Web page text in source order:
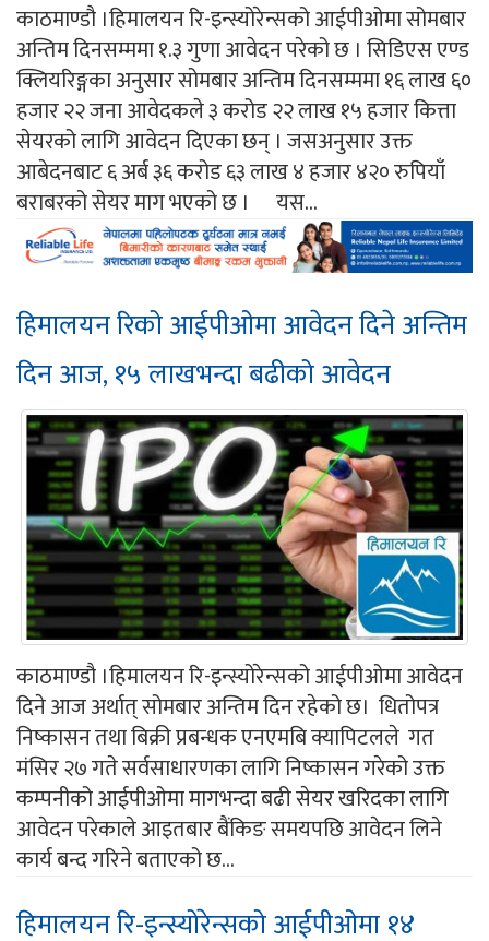
काठमाण्डौ ।हिमालयन रि-इन्स्योरेन्सको आईपीओमा सोमबार
अन्तिम दिनसम्ममा १.३ गुणा आवेदन परेको छ । सिडिएस एण्ड
क्लियरिङ्गका अनुसार सोमबार अन्तिम दिनसम्ममा १६ लाख ६०
हजार २२ जना आवेदकले ३ करोड २२ लाख १५ हजार कित्ता
सेयरको लागि आवेदन दिएका छन् । जसअनुसार उक्त
आबेदनबाट ६ अर्ब ३६ करोड ६३ लाख ४ हजार ४२० रुपियाँ
बराबरको सेयर माग भएको छ । यस...
हिमालयन रिको आईपीओमा आवेदन दिने अन्तिम
दिन आज, १५ लाखभन्दा बढीको आवेदन
काठमाण्डौ ।हिमालयन रि-इन्स्योरेन्सको आईपीओमा आवेदन
दिने आज अर्थात् सोमबार अन्तिम दिन रहेको छ। धितोपत्र
निष्कासन तथा बिक्री प्रबन्धक एनएमबि क्यापिटलले गत
मंसिर २७ गते सर्वसाधारणका लागि निष्कासन गरेको उक्त
कम्पनीको आईपीओमा मागभन्दा बढी सेयर खरिदका लागि
आवेदन परेकाले आइतबार बैंकिङ समयपछि आवेदन लिने
कार्य बन्द गरिने बताएको छ...
हिमालयन रि-इन्स्योरेन्सको आईपीओमा १४